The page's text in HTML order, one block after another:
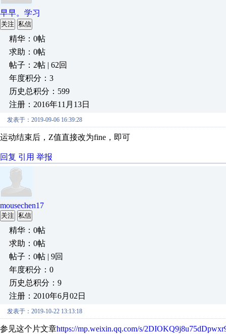
早早。学习
关注 私信
精华：0帖
求助：0帖
帖子：2帖 | 62回
年度积分：3
历史总积分：599
注册：2016年11月13日
发表于：2019-09-06 16:39:28
运动结束后，Z值直接改为fine，即可
回复 引用 举报
mousechen17
关注 私信
精华：0帖
求助：0帖
帖子：0帖 | 9回
年度积分：0
历史总积分：9
注册：2010年6月02日
发表于：2019-10-22 13:13:18
参见这个片文章https://mp.weixin.qq.com/s/